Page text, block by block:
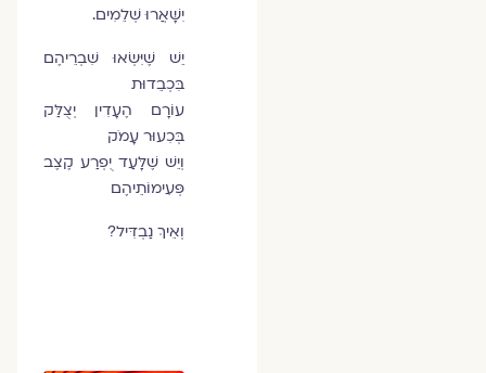
יִשָּׁאֲרוּ שְׁלֵמִים.
יֵשׁ שֶׁיִּשְׂאוּ שִׁבְרֵיהֶם
בִּכְבֵדוּת
עוֹרָם הֶעָדִין יְצֻלַּק
בְּכִעוּר עָמֹק
וְיֵשׁ שֶׁלָּעַד יֻפְרַע קֶצֶב
פְּעִימוֹתֵיהֶם
וְאֵיךְ נַבְדִּיל?